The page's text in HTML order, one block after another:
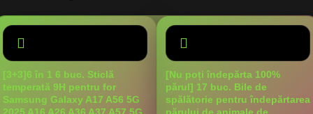
[3+3]6 în 1 6 buc. Sticlă
temperată 9H pentru for
Samsung Galaxy A17 A56 5G
[Nu poți îndepărta 100%
părul] 17 buc. Bile de
spălătorie pentru îndepărtarea